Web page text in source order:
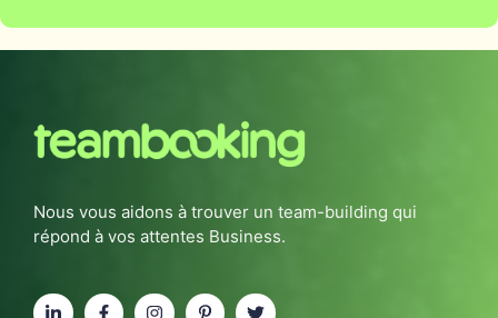
Nous vous aidons à trouver un team-building qui
répond à vos attentes Business.